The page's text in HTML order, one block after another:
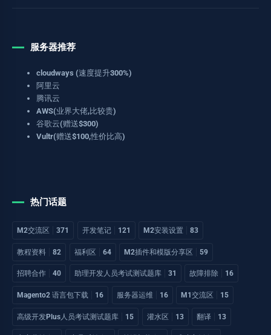
服务器推荐
cloudways (速度提升300%)
阿里云
腾讯云
AWS(业界大佬,比较贵)
谷歌云(赠送$300)
Vultr(赠送$100,性价比高)
热门话题
M2交流区 371 开发笔记 121 M2安装设置 83
教程资料 82 福利区 64 M2插件和模版分享区 59
招聘合作 40 助理开发人员考试测试题库 31 故障排除 16
Magento2 语言包下载 16 服务器运维 16 M1交流区 15
高级开发Plus人员考试测试题库 15 灌水区 13 翻译 13